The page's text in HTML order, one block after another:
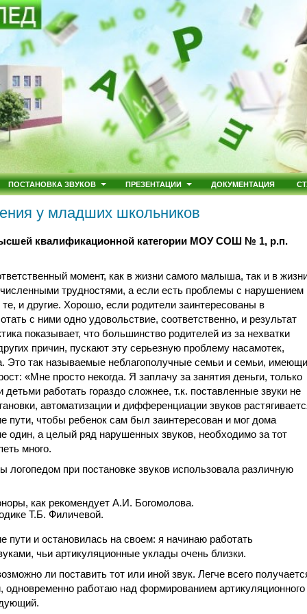
ПОСТАНОВКА ЗВУКОВ ПРЕЗЕНТАЦИИ ДОКУМЕНТАЦИЯ
у младших школьников
квалификационной категории МОУ СОШ № 1, р.п.
момент, как в жизни самого малыша, так и в
трудностями, а если есть проблемы с нарушением
и другие. Хорошо, если родители заинтересованы в
с ними одно удовольствие, соответственно, и результат
показывает, что большинство родителей из за нехватки
причин, пускают эту серьезную проблему насамотек,
Это так называемые неблагополучные семьи и семьи,
«Мне просто некогда. Я заплачу за занятия деньги, только
работать гораздо сложнее, т.к. поставленные звуки не
автоматизации и дифференциации звуков
пути, чтобы ребенок сам был заинтересован и мог дома
один, а целый ряд нарушенных звуков, необходимо за тот
много.
логопедом при постановке звуков использовала различную
как рекомендует А.И. Богомолова.
Т.Б. Филичевой.
пути и остановилась на своем: я начинаю работать
чьи артикуляционные уклады очень близки.
ли поставить тот или иной звук. Легче всего
одновременно работаю над формированием артикуляционного